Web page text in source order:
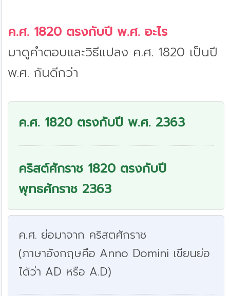
ค.ศ. 1820 ตรงกับปี พ.ศ. อะไร
มาดูคำตอบและวิธีแปลง ค.ศ. 1820 เป็นปี
พ.ศ. กันดีกว่า
ค.ศ. 1820 ตรงกับปี พ.ศ. 2363
คริสต์ศักราช 1820 ตรงกับปี
พุทธศักราช 2363
ค.ศ. ย่อมาจาก คริสตศักราช
(ภาษาอังกฤษคือ Anno Domini เขียนย่อ
ได้ว่า AD หรือ A.D)